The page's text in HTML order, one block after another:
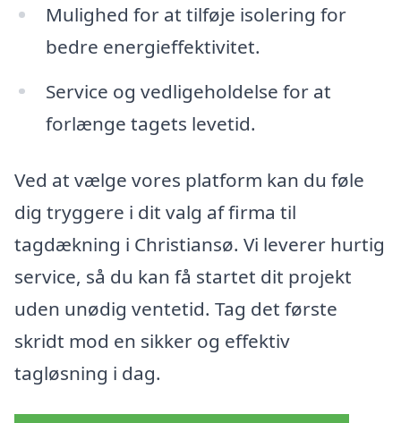
Mulighed for at tilføje isolering for
bedre energieffektivitet.
Service og vedligeholdelse for at
forlænge tagets levetid.
Ved at vælge vores platform kan du føle
dig tryggere i dit valg af firma til
tagdækning i Christiansø. Vi leverer hurtig
service, så du kan få startet dit projekt
uden unødig ventetid. Tag det første
skridt mod en sikker og effektiv
tagløsning i dag.